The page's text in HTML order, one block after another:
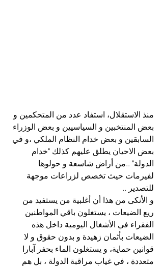
منذ الاستقلال، استفاد عدد من المتحكمين و
بعض المنتخبين و السياسيين و بعض الوزراء
السابقين و بعض خدام النظام الملكي ،و في
بعض الاحيان يطلق عليهم كذلك "خدام
الدولة" ..من أراض شاسعة و حولوها
لفيرمات حيث تخصص لزراعات موجهة
للتصدير ..
و الأنكى من هذا أن أغلبية من يستفيد من
ريع الضيعات ، يستغلون باقي المواطنين
الفقراء في الأشغال اليومية داخل هذه
الضيعات بأثمان زهيدة و بدون حقوق و لا
قوانين حماية، و يستغلون الماء بحفر آبارا
متعددة ، في غياب مراقبة الدولة ، بل هم